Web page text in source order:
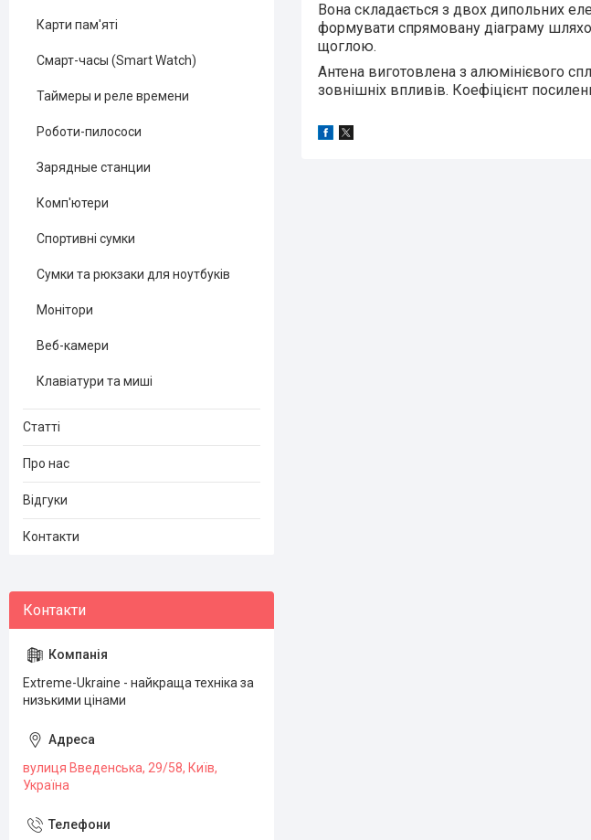
Вона складається з двох дипольних
формувати спрямовану діаграму
щоглою.
Антена виготовлена ​​з алюмінієвого
зовнішніх впливів. Коефіцієнт
Карти пам'яті
Смарт-часы (Smart Watch)
Таймеры и реле времени
Роботи-пилососи
Зарядные станции
Комп'ютери
Спортивні сумки
Сумки та рюкзаки для ноутбуків
Монітори
Веб-камери
Клавіатури та миші
Статті
Про нас
Відгуки
Контакти
Extreme-Ukraine - найкраща техніка за
низькими цінами
вулиця Введенська, 29/58, Київ,
Україна